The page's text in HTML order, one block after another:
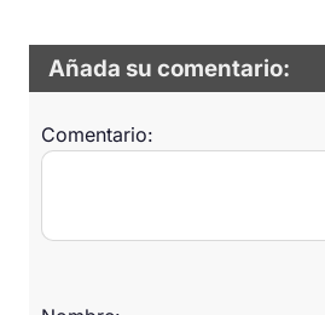
Añada su comentario:
Comentario: